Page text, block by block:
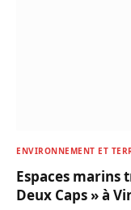
ENVIRONNEMENT ET
Espaces marins
Deux Caps » à